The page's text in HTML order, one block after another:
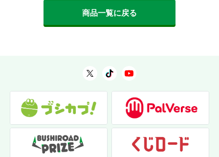
商品一覧に戻る